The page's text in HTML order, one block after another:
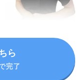
ら
完了